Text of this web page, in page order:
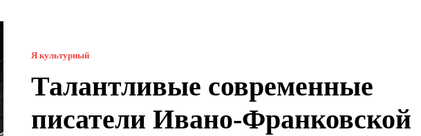
Я культурный
Талантливые современные
писатели Ивано-Франковской